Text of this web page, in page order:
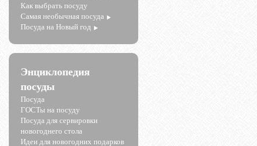
Как выбрать посуду
Самая необычная посуда
Посуда на Новый год
Энциклопедия
посуды
Посуда
ГОСТы на посуду
Посуда для сервировки
новогоднего стола
Идеи для новогодних подарков